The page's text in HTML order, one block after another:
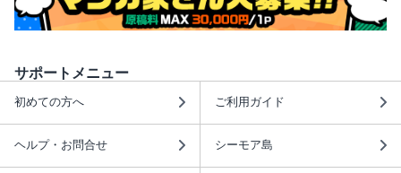
サポートメニュー
初めての方へ ご利用ガイド
ヘルプ・お問合せ シーモア島